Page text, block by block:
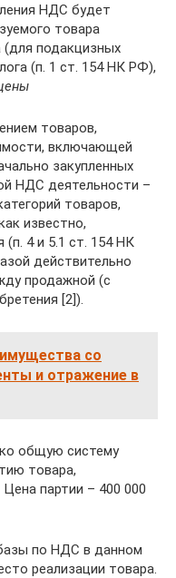
НДС будет
товара
(для подакцизных
(п. 1 ст. 154 НК РФ),
товаров,
включающей
закупленных
НДС деятельности –
товаров,
известно,
4 и 5.1 ст. 154 НК
действительно
продажной (с
[2]).
со
и отражение в
общую систему
товара,
партии – 400 000
по НДС в данном
реализации товара.